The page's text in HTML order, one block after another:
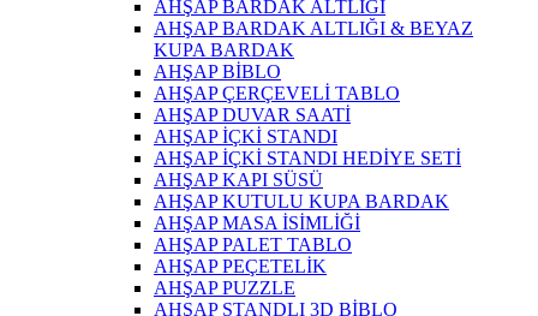
AHŞAP BARDAK ALTLIĞI
AHŞAP BARDAK ALTLIĞI & BEYAZ
KUPA BARDAK
AHŞAP BİBLO
AHŞAP ÇERÇEVELİ TABLO
AHŞAP DUVAR SAATİ
AHŞAP İÇKİ STANDI
AHŞAP İÇKİ STANDI HEDİYE SETİ
AHŞAP KAPI SÜSÜ
AHŞAP KUTULU KUPA BARDAK
AHŞAP MASA İSİMLİĞİ
AHŞAP PALET TABLO
AHŞAP PEÇETELİK
AHŞAP PUZZLE
AHŞAP STANDLI 3D BİBLO